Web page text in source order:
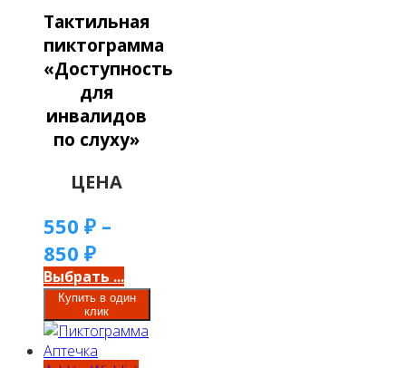
Тактильная
пиктограмма
«Доступность
для
инвалидов
по слуху»
ЦЕНА
550 ₽ –
850 ₽
Выбрать ...
Купить в один
клик